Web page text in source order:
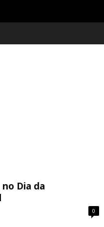
Dia da
0